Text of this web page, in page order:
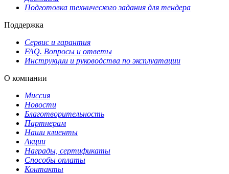
Подготовка технического задания для тендера
Поддержка
Сервис и гарантия
FAQ. Вопросы и ответы
Инструкции и руководства по эксплуатации
О компании
Миссия
Новости
Благотворительность
Партнерам
Наши клиенты
Акции
Награды, сертификаты
Способы оплаты
Контакты